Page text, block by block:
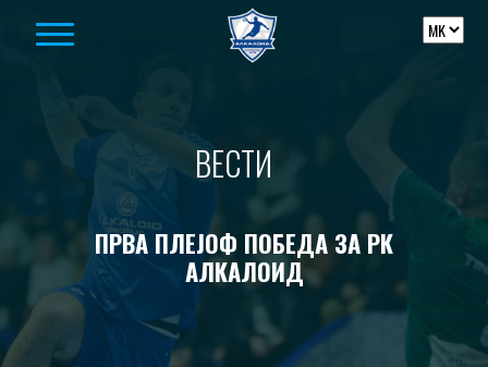
ВЕСТИ
ПРВА ПЛЕЈОФ ПОБЕДА ЗА РК
АЛКАЛОИД